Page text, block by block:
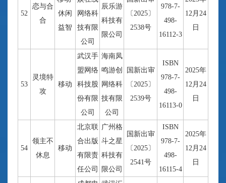
52
恋与合
合
休闲
益智
网络科
技有限
公司
辰乐游
科技有
限公司
〔2025〕
2538号
978-7-
498-
16112-3
12月24
日
53
灵境特
攻
移动
武汉手
盟网络
科技股
份有限
公司
海南凤
鸣游创
网络科
技有限
公司
国新出审
〔2025〕
2539号
ISBN
978-7-
498-
16113-0
2025年
12月24
日
54
领主不
休息
移动
北京联
合出版
有限责
任公司
广州格
斗之星
科技有
限公司
国新出审
〔2025〕
2541号
ISBN
978-7-
498-
16115-4
2025年
12月24
日